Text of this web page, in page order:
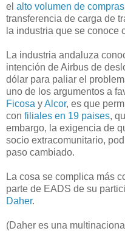
el alto volumen de
transferencia de carga de
la industria que se conoce
La industria andaluza
intención de Airbus de
dólar para paliar el
uno de los argumentos a
Ficosa yAlcor, es que
con filiales en 19 paises,
embargo, la exigencia de
socio extracomunitario,
paso cambiado.
La cosa se complica más
parte de EADS de su
Daher.
(Daher es una